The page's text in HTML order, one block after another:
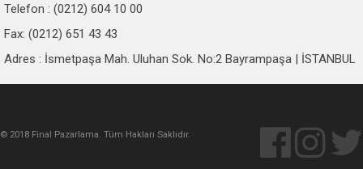
Telefon : (0212) 604 10 00
Fax: (0212) 651 43 43
Adres : İsmetpaşa Mah. Uluhan Sok. No:2 Bayrampaşa | İSTANBUL
© 2018 Final Pazarlama. Tüm Hakları Saklıdır.